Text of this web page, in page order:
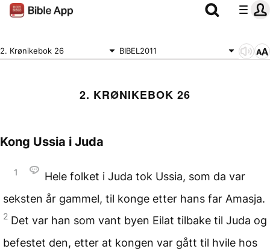
2. Krønikebok 26 BIBEL2011
2. KRØNIKEBOK 26
Kong Ussia i Juda
1
Hele folket i Juda tok Ussia, som da var
seksten år gammel, til konge etter hans far Amasja.
2 Det var han som vant byen Eilat tilbake til Juda og
befestet den, etter at kongen var gått til hvile hos